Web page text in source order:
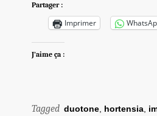
Partager :
Imprimer
J’aime ça :
Tagged duotone hortensia